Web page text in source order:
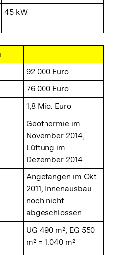
45 kW
92.000 Euro
76.000 Euro
1,8 Mio. Euro
Geothermie im
November 2014,
Lüftung im
Dezember 2014
Angefangen im Okt.
2011, Innenausbau
noch nicht
abgeschlossen
UG 490 m², EG 550
m² = 1.040 m²